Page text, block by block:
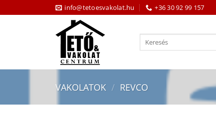
to
info@tetoesvakolat.hu +36 30 92 99 157
Keresés
VAKOLATOK / REVCO